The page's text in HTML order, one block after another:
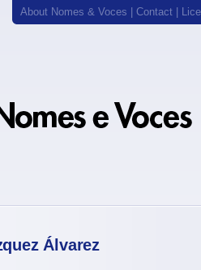
About Nomes & Voces Contact
Álvarez